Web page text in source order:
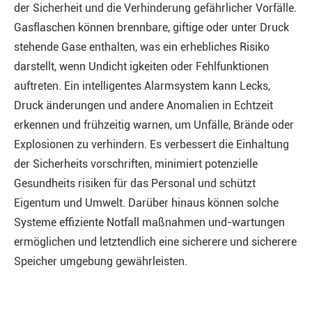
der Sicherheit und die Verhinderung gefährlicher Vorfälle.
Gasflaschen können brennbare, giftige oder unter Druck
stehende Gase enthalten, was ein erhebliches Risiko
darstellt, wenn Undicht igkeiten oder Fehlfunktionen
auftreten. Ein intelligentes Alarmsystem kann Lecks,
Druck änderungen und andere Anomalien in Echtzeit
erkennen und frühzeitig warnen, um Unfälle, Brände oder
Explosionen zu verhindern. Es verbessert die Einhaltung
der Sicherheits vorschriften, minimiert potenzielle
Gesundheits risiken für das Personal und schützt
Eigentum und Umwelt. Darüber hinaus können solche
Systeme effiziente Notfall maßnahmen und-wartungen
ermöglichen und letztendlich eine sicherere und sicherere
Speicher umgebung gewährleisten.